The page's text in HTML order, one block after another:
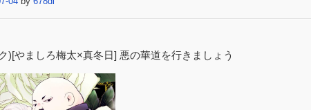
)[やましろ梅太×真冬日] 悪の華道を行きましょう